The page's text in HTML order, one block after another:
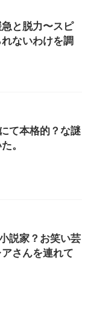
と脱力〜スピ
ないわけを調
て本格的？な謎
。
説家？お笑い芸
さんを連れて